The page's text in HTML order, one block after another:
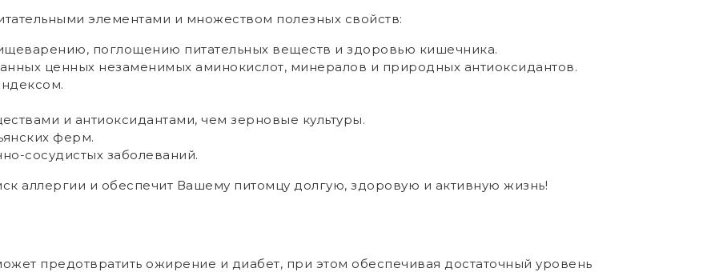
элементами и множеством полезных свойств:
поглощению питательных веществ и здоровью кишечника.
ценных незаменимых аминокислот, минералов и природных антиоксидантов.
и антиоксидантами, чем зерновые культуры.
ферм.
сосудистых заболеваний.
аллергии и обеспечит Вашему питомцу долгую, здоровую и активную жизнь!
предотвратить ожирение и диабет, при этом обеспечивая достаточный уровень